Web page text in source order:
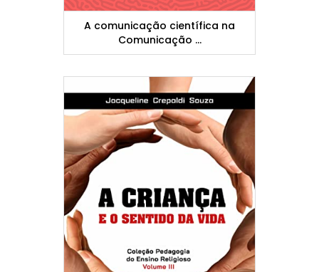
A comunicação científica na
Comunicação ...